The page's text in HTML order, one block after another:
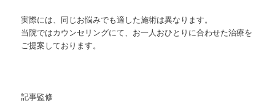
実際には、同じお悩みでも適した施術は異なります。
当院ではカウンセリングにて、お一人おひとりに合わせた治療を
ご提案しております。
記事監修